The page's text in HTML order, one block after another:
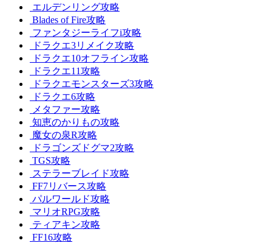
エルデンリング攻略
Blades of Fire攻略
ファンタジーライフi攻略
ドラクエ3リメイク攻略
ドラクエ10オフライン攻略
ドラクエ11攻略
ドラクエモンスターズ3攻略
ドラクエ6攻略
メタファー攻略
知恵のかりもの攻略
魔女の泉R攻略
ドラゴンズドグマ2攻略
TGS攻略
ステラーブレイド攻略
FF7リバース攻略
パルワールド攻略
マリオRPG攻略
ティアキン攻略
FF16攻略